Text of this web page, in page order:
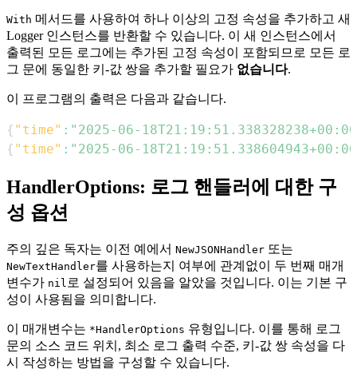
With 메서드를 사용하여 하나 이상의 고정 속성을 추가하고 새
Logger 인스턴스를 반환할 수 있습니다. 이 새 인스턴스에서
출력된 모든 로그에는 추가된 고정 속성이 포함되므로 모든 로
그 문에 동일한 키-값 쌍을 추가할 필요가 없습니다.
이 프로그램의 출력은 다음과 같습니다.
{ "time" : "2025-06-
{ "time" : "2025-06-
HandlerOptions: 로그 핸들러에 대한 구
성 옵션
주의 깊은 독자는 이전 예에서 NewJSONHandler 또는
NewTextHandler를 사용하는지 여부에 관계없이 두 번째 매개
변수가 nil 로 설정되어 있음을 알았을 것입니다. 이는 기본 구
성이 사용됨을 의미합니다.
이 매개변수는 *HandlerOptions 유형입니다. 이를 통해 로그
문의 소스 코드 위치, 최소 로그 출력 수준, 키-값 쌍 속성을 다
시 작성하는 방법을 구성할 수 있습니다.